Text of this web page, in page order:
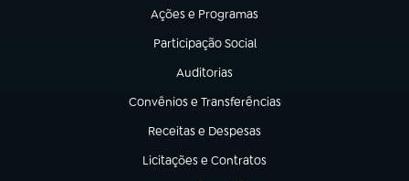
Ações e Programas
(abre em nova aba)
Participação Social
(abre em nova aba)
Auditorias
(abre em nova aba)
Convênios e Transferências
(abre em nova aba)
Receitas e Despesas
(abre em nova aba)
Licitações e Contratos
(abre em nova aba)